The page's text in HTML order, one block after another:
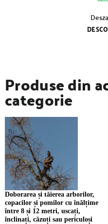
Produse din
categorie
Doborarea și tăierea arborilor,
copacilor și pomilor cu înălțime
între 8 și 12 metri, uscați,
înclinați, căzuți sau periculoși